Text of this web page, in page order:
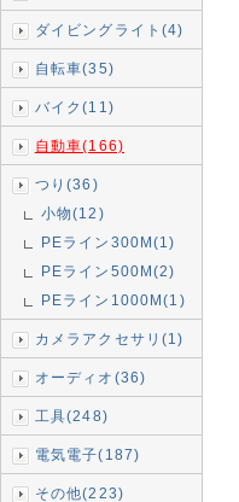
ダイビングライト(4)
自転車(35)
バイク(11)
自動車(166)
つり(36)
小物(12)
PEライン300M(1)
PEライン500M(2)
PEライン1000M(1)
カメラアクセサリ(1)
オーディオ(36)
工具(248)
電気電子(187)
その他(223)